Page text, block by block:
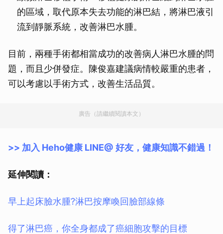
的區域，取代原本失去功能的淋巴結，將淋巴液引
流到靜脈系統，改善淋巴水腫。
目前，兩種手術都相當成功的改善病人淋巴水腫的問
題，而且少併發症。陳俊嘉建議病情較嚴重的患者，
可以考慮以手術方式，改善生活品質。
廣告（請繼續閱讀本文）
>> 加入 Heho健康 LINE@ 好友，健康知識不錯過！
延伸閱讀：
早上起床臉水腫?淋巴按摩喚回臉部線條
得了淋巴癌，你全身都成了癌細胞攻擊的目標